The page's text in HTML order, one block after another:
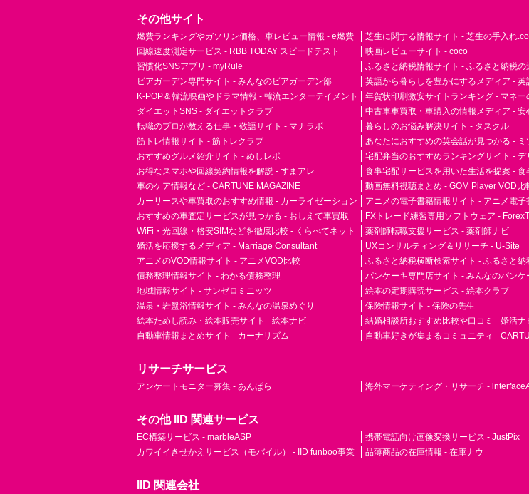
その他サイト
燃費ランキングやガソリン価格、車レビュー情報 - e燃費
回線速度測定サービス - RBB TODAY スピードテスト
習慣化SNSアプリ - myRule
ビアガーデン専門サイト - みんなのビアガーデン部
K-POP＆韓流映画やドラマ情報 - 韓流エンターテイメント
ダイエットSNS - ダイエットクラブ
転職のプロが教える仕事・敬語サイト - マナラボ
筋トレ情報サイト - 筋トレクラブ
おすすめグルメ紹介サイト - めしレポ
お得なスマホや回線契約情報を解説 - すまアレ
車のケア情報など - CARTUNE MAGAZINE
カーリースや車買取のおすすめ情報 - カーライゼーション
おすすめの車査定サービスが見つかる - おしえて車買取
WiFi・光回線・格安SIMなどを徹底比較 - くらべてネット
婚活を応援するメディア - Marriage Consultant
アニメのVOD情報サイト - アニメVOD比較
債務整理情報サイト - わかる債務整理
地域情報サイト - サンゼロミニッツ
温泉・岩盤浴情報サイト - みんなの温泉めぐり
絵本ためし読み・絵本販売サイト - 絵本ナビ
自動車情報まとめサイト - カーナリズム
芝生に関する情報サイト - 芝生の手入れ
映画レビューサイト - coco
ふるさと納税情報サイト - ふるさと納税の
英語から暮らしを豊かにするメディア - 英
年賀状印刷激安サイトランキング - マネー
中古車車買取・車購入の情報メディア - 安
暮らしのお悩み解決サイト - タスクル
あなたにおすすめの英会話が見つかる - ミ
宅配弁当のおすすめランキングサイト - デ
食事宅配サービスを用いた生活を提案 - 食
動画無料視聴まとめ - GOM Player VOD比
アニメの電子書籍情報サイト - アニメ電子
FXトレード練習専用ソフトウェア -
薬剤師転職支援サービス - 薬剤師ナビ
UXコンサルティング＆リサーチ - U-Site
ふるさと納税横断検索サイト - ふるさと納
パンケーキ専門店サイト - みんなのパンケ
絵本の定期購読サービス - 絵本クラブ
保険情報サイト - 保険の先生
結婚相談所おすすめ比較や口コミ - 婚活ナ
自動車好きが集まるコミュニティ -
リサーチサービス
アンケートモニター募集 - あんぱら 海外マーケティング・リサーチ -
その他 IID 関連サービス
EC構築サービス - marbleASP
カワイイきせかえサービス（モバイル） - IID funboo事業
携帯電話向け画像変換サービス - JustPix
品薄商品の在庫情報 - 在庫ナウ
IID 関連会社